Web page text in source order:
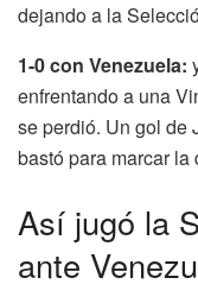
dejando a la
1-0 con Venezuela:
enfrentando a una
se perdió. Un gol de
bastó para marcar la
Así jugó la
ante